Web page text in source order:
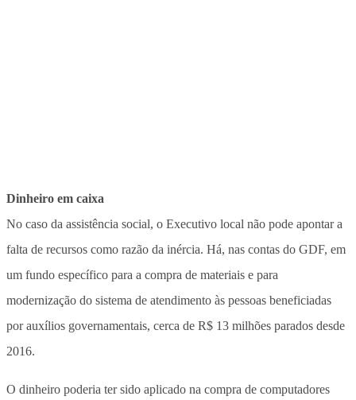
Dinheiro em caixa
No caso da assistência social, o Executivo local não pode apontar a
falta de recursos como razão da inércia. Há, nas contas do GDF, em
um fundo específico para a compra de materiais e para
modernização do sistema de atendimento às pessoas beneficiadas
por auxílios governamentais, cerca de R$ 13 milhões parados desde
2016.
O dinheiro poderia ter sido aplicado na compra de computadores